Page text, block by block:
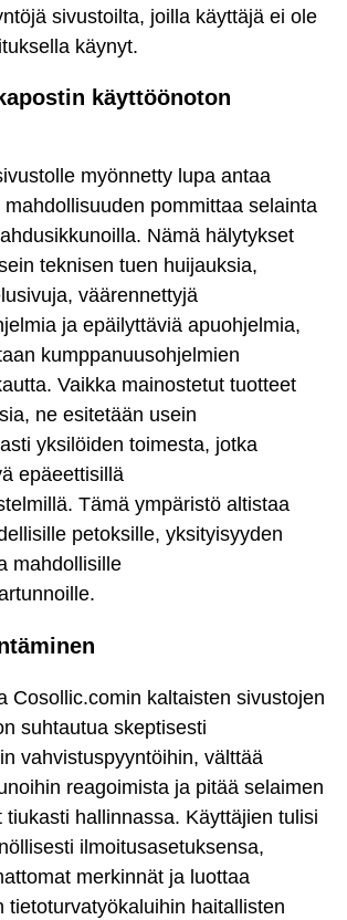
sivustoilta, joilla käyttäjä ei ole
käynyt.
käyttöönoton
myönnetty lupa antaa
pommittaa selainta
Nämä hälytykset
teknisen tuen huijauksia,
väärennettyjä
ja epäilyttäviä apuohjelmia,
kumppanuusohjelmien
Vaikka mainostetut tuotteet
ne esitetään usein
yksilöiden toimesta, jotka
epäeettisillä
Tämä ympäristö altistaa
petoksille, yksityisyyden
mahdollisille
Cosollic.comin kaltaisten sivustojen
suhtautua skeptisesti
vahvistuspyyntöihin, välttää
reagoimista ja pitää selaimen
tiukasti hallinnassa. Käyttäjien tulisi
ilmoitusasetuksensa,
merkinnät ja luottaa
tietoturvatyökaluihin haitallisten